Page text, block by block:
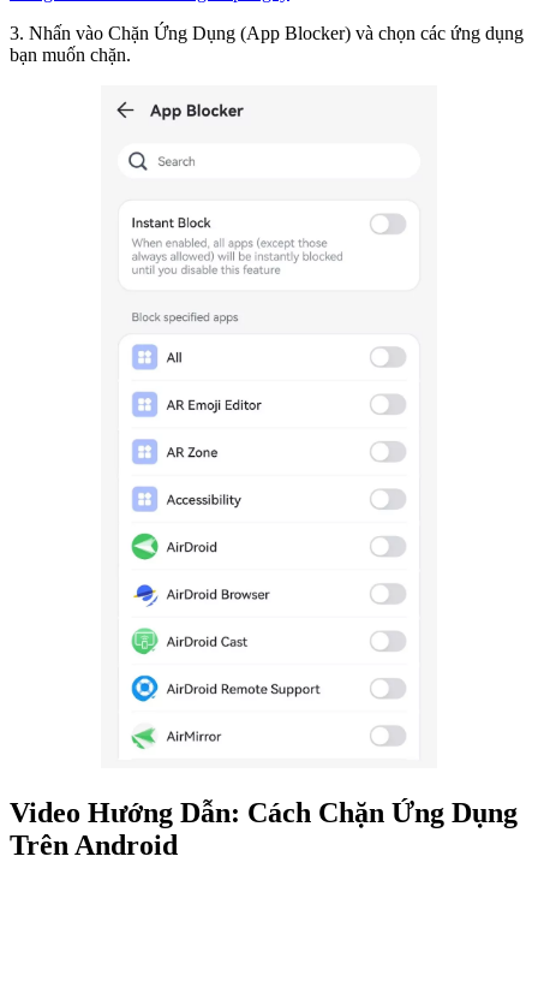
3. Nhấn vào Chặn Ứng Dụng (App Blocker) và chọn các ứng dụng
bạn muốn chặn.
Video Hướng Dẫn: Cách Chặn Ứng Dụng
Trên Android